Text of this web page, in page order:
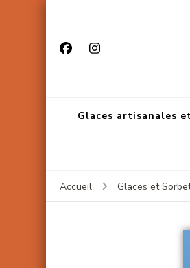
Glaces artisanales
Accueil Glaces et